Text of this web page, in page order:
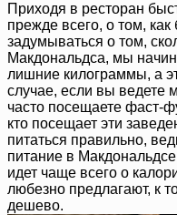
Приходя в ресторан
прежде всего, о том,
задумываться о том,
Макдональдса, мы
лишние килограммы, а
случае, если вы ведете
часто посещаете фаст-
кто посещает эти
питаться правильно,
питание в
идет чаще всего о
любезно предлагают, к
дешево.